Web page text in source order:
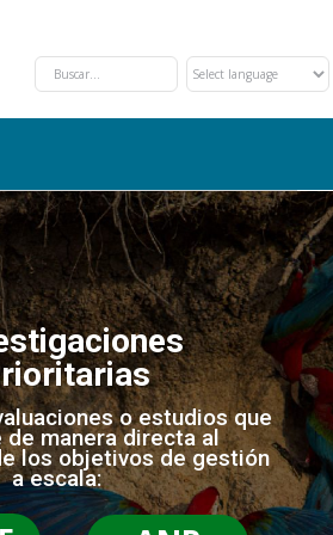
Secciones
Nosotros
Eventos
Contáctanos
o estudios que
de manera directa al
los objetivos de gestión
a escala: